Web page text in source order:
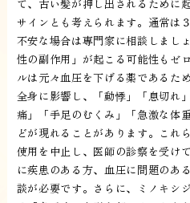
て、古い髪が押し出されるために
サインとも考えられます。通常は
不安な場合は専門家に相談しまし
性の副作用」が起こる可能性もゼ
ルは元々血圧を下げる薬であるた
全身に影響し、「動悸」「息切れ
痛」「手足のむくみ」「急激な体
どが現れることがあります。これ
使用を中止し、医師の診察を受け
に疾患のある方、血圧に問題のあ
談が必要です。さらに、ミノキシ